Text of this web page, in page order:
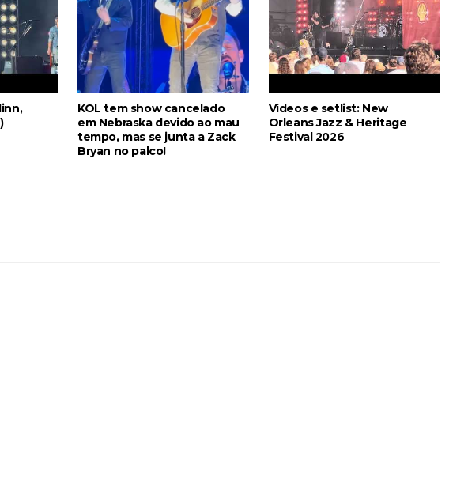
KOL tem show cancelado
em Nebraska devido ao mau
tempo, mas se junta a Zack
Bryan no palco!
Vídeos e setlist: New
Orleans Jazz & Heritage
Festival 2026